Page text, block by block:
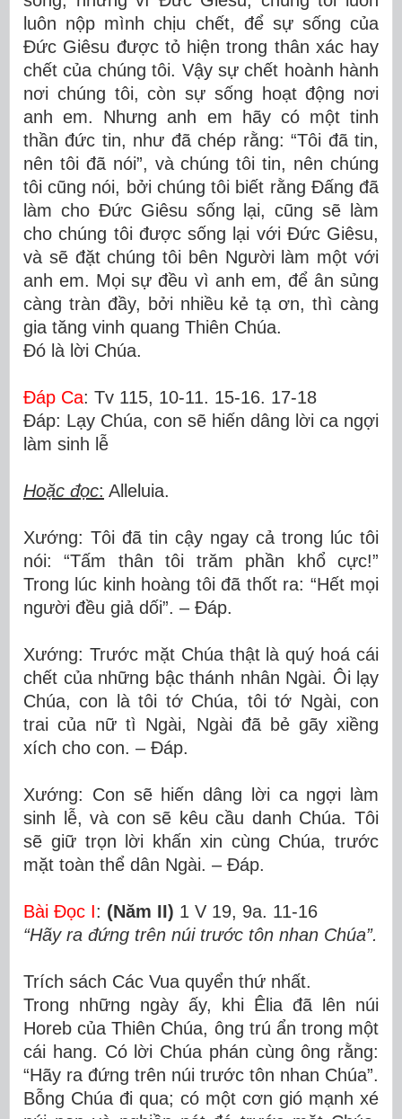
luôn nộp mình chịu chết, để sự sống của
Ðức Giêsu được tỏ hiện trong thân xác hay
chết của chúng tôi. Vậy sự chết hoành hành
nơi chúng tôi, còn sự sống hoạt động nơi
anh em. Nhưng anh em hãy có một tinh
thần đức tin, như đã chép rằng: “Tôi đã tin,
nên tôi đã nói”, và chúng tôi tin, nên chúng
tôi cũng nói, bởi chúng tôi biết rằng Ðấng đã
làm cho Ðức Giêsu sống lại, cũng sẽ làm
cho chúng tôi được sống lại với Ðức Giêsu,
và sẽ đặt chúng tôi bên Người làm một với
anh em. Mọi sự đều vì anh em, để ân sủng
càng tràn đầy, bởi nhiều kẻ tạ ơn, thì càng
gia tăng vinh quang Thiên Chúa.
Ðó là lời Chúa.
Ðáp Ca: Tv 115, 10-11. 15-16. 17-18
Ðáp: Lạy Chúa, con sẽ hiến dâng lời ca ngợi
làm sinh lễ
Hoặc đọc: Alleluia.
Xướng: Tôi đã tin cậy ngay cả trong lúc tôi
nói: “Tấm thân tôi trăm phần khổ cực!”
Trong lúc kinh hoàng tôi đã thốt ra: “Hết mọi
người đều giả dối”. – Ðáp.
Xướng: Trước mặt Chúa thật là quý hoá cái
chết của những bậc thánh nhân Ngài. Ôi lạy
Chúa, con là tôi tớ Chúa, tôi tớ Ngài, con
trai của nữ tì Ngài, Ngài đã bẻ gãy xiềng
xích cho con. – Ðáp.
Xướng: Con sẽ hiến dâng lời ca ngợi làm
sinh lễ, và con sẽ kêu cầu danh Chúa. Tôi
sẽ giữ trọn lời khấn xin cùng Chúa, trước
mặt toàn thể dân Ngài. – Ðáp.
Bài Ðọc I: (Năm II) 1 V 19, 9a. 11-16
“Hãy ra đứng trên núi trước tôn nhan Chúa”.
Trích sách Các Vua quyển thứ nhất.
Trong những ngày ấy, khi Êlia đã lên núi
Horeb của Thiên Chúa, ông trú ẩn trong một
cái hang. Có lời Chúa phán cùng ông rằng:
“Hãy ra đứng trên núi trước tôn nhan Chúa”.
Bỗng Chúa đi qua; có một cơn gió mạnh xé